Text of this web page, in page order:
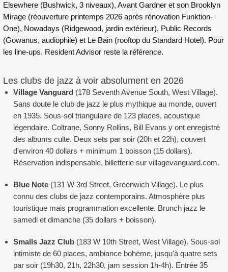
Elsewhere (Bushwick, 3 niveaux), Avant Gardner et son Brooklyn
Mirage (réouverture printemps 2026 après rénovation Funktion-
One), Nowadays (Ridgewood, jardin extérieur), Public Records
(Gowanus, audiophile) et Le Bain (rooftop du Standard Hotel). Pour
les line-ups, Resident Advisor reste la référence.
Les clubs de jazz à voir absolument en 2026
Village Vanguard (178 Seventh Avenue South, West Village).
Sans doute le club de jazz le plus mythique au monde, ouvert
en 1935. Sous-sol triangulaire de 123 places, acoustique
légendaire. Coltrane, Sonny Rollins, Bill Evans y ont enregistré
des albums culte. Deux sets par soir (20h et 22h), couvert
d'environ 40 dollars + minimum 1 boisson (15 dollars).
Réservation indispensable, billetterie sur villagevanguard.com.
Blue Note (131 W 3rd Street, Greenwich Village). Le plus
connu des clubs de jazz contemporains. Atmosphère plus
touristique mais programmation excellente. Brunch jazz le
samedi et dimanche (35 dollars + boisson).
Smalls Jazz Club (183 W 10th Street, West Village). Sous-sol
intimiste de 60 places, ambiance bohème, jusqu'à quatre sets
par soir (19h30, 21h, 22h30, jam session 1h-4h). Entrée 35